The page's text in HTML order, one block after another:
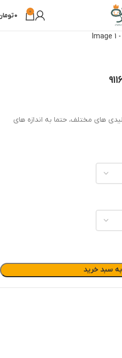
0
0
های مختلف، حتما به اندازه های
سبد خرید